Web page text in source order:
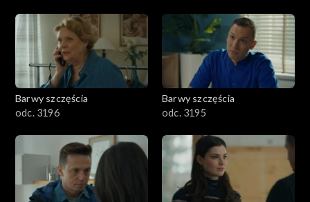
2501–2600
2401–2500
2301–2400
2201–2300
2101–2200
Barwy szczęścia
odc. 3196
Barwy szczęścia
odc. 3195